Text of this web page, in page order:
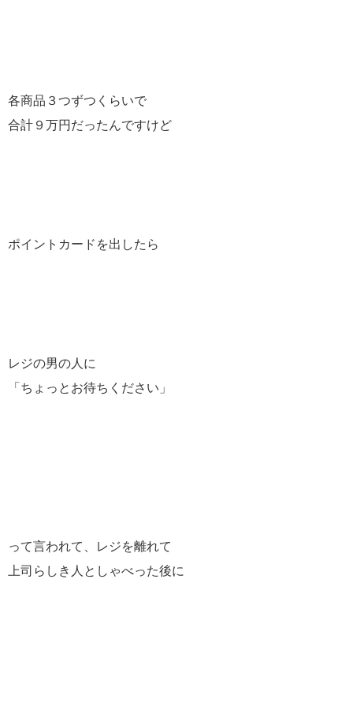
各商品３つずつくらいで
合計９万円だったんですけど
ポイントカードを出したら
レジの男の人に
「ちょっとお待ちください」
って言われて、レジを離れて
上司らしき人としゃべった後に